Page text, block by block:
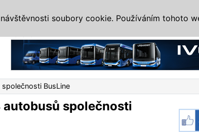
BusLine
autobusů společnosti
soubory cookie. Používáním tohoto